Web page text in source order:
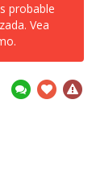
probable
Vea